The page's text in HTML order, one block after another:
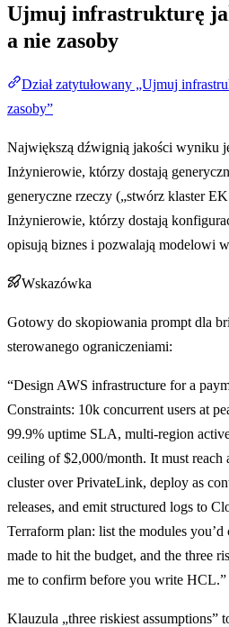
Ujmuj infrastrukturę
a nie zasoby
Dział zatytułowany „Ujmuj
zasoby”
Największą dźwignią jakości wyniku
Inżynierowie, którzy dostają
generyczne rzeczy („stwórz klaster
Inżynierowie, którzy dostają
opisują biznes i pozwalają modelowi
Wskazówka
Gotowy do skopiowania prompt dla
sterowanego ograniczeniami:
“Design AWS infrastructure for a
Constraints: 10k concurrent users at
99.9% uptime SLA, multi-region
ceiling of $2,000/month. It must
cluster over PrivateLink, deploy as
releases, and emit structured logs to
Terraform plan: list the modules you’d
made to hit the budget, and the three
me to confirm before you write HCL.”
Klauzula „three riskiest assumptions”